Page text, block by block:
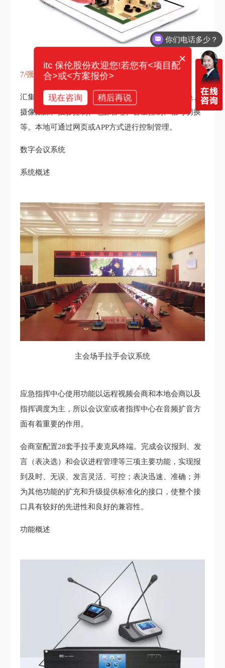
7/强大的应用功能
汇集有强大的会议应用功能，可管理音视频设备切换、
摄像跟踪、投影控制、电源管理、音量控制、信号切换
等。本地可通过网页或APP方式进行控制管理。
数字会议系统
系统概述
主会场手拉手会议系统
应急指挥中心使用功能以远程视频会商和本地会商以及
指挥调度为主，所以会议室或者指挥中心在音频扩音方
面有着重要的作用。
会商室配置28套手拉手麦克风终端。完成会议报到、发
言（表决选）和会议进程管理等三项主要功能，实现报
到及时、无误、发言灵活、可控；表决迅速、准确；并
为其他功能的扩充和升级提供标准化的接口，使整个接
口具有较好的先进性和良好的兼容性。
功能概述
你们电话多少？
×
itc 保伦股份欢迎您!若您有<项目配
合>或<方案报价>
现在咨询 稍后再说